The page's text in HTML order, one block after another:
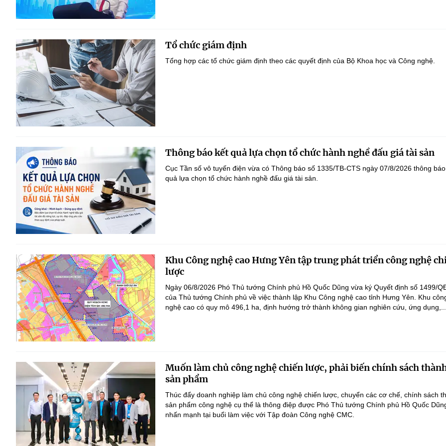
Tổ chức giám định
Tổng hợp các tổ chức giám định theo các quyết định của Bộ Khoa học và Công nghệ.
Thông báo kết quả lựa chọn tổ chức hành nghề đấu giá tài sản
Cục Tần số vô tuyến điện vừa có Thông báo số 1335/TB-CTS ngày 07/8/2026 thông
quả lựa chọn tổ chức hành nghề đấu giá tài sản.
Khu Công nghệ cao Hưng Yên tập trung phát triển công nghệ
lược
Ngày 06/8/2026 Phó Thủ tướng Chính phủ Hồ Quốc Dũng vừa ký Quyết định số 1499/
của Thủ tướng Chính phủ về việc thành lập Khu Công nghệ cao tỉnh Hưng Yên. Khu
nghệ cao có quy mô 496,1 ha, định hướng trở thành không gian nghiên cứu, ứng
Muốn làm chủ công nghệ chiến lược, phải biến chính sách
sản phẩm
Thúc đẩy doanh nghiệp làm chủ công nghệ chiến lược, chuyển các cơ chế, chính sách
sản phẩm công nghệ cụ thể là thông điệp được Phó Thủ tướng Chính phủ Hồ Quốc
nhấn mạnh tại buổi làm việc với Tập đoàn Công nghệ CMC.